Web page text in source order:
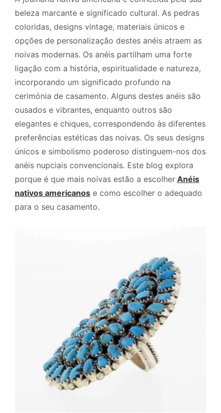
beleza marcante e significado cultural. As pedras
coloridas, designs vintage, materiais únicos e
opções de personalização destes anéis atraem as
noivas modernas. Os anéis partilham uma forte
ligação com a história, espiritualidade e natureza,
incorporando um significado profundo na
cerimónia de casamento. Alguns destes anéis são
ousados e vibrantes, enquanto outros são
elegantes e chiques, correspondendo às diferentes
preferências estéticas das noivas. Os seus designs
únicos e simbolismo poderoso distinguem-nos dos
anéis nupciais convencionais. Este blog explora
porque é que mais noivas estão a escolher Anéis
nativos americanos e como escolher o adequado
para o seu casamento.